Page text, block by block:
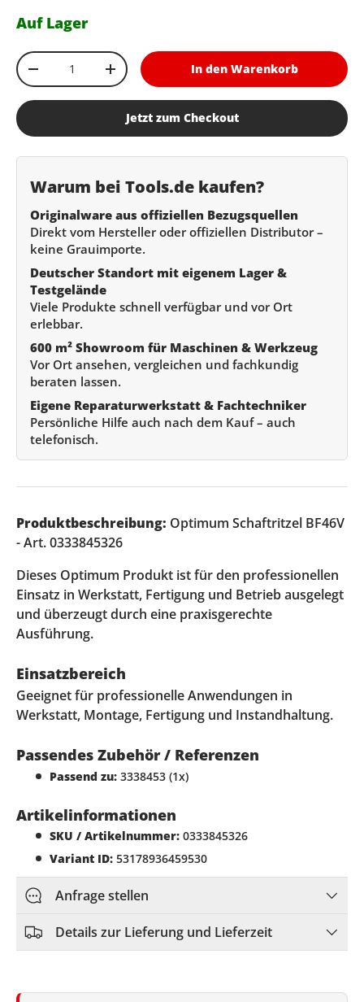
Auf Lager
Anzahl
Menge verringernMenge erhöhenIn den Warenkorb
Jetzt zum Checkout
Warum bei Tools.de kaufen?
Originalware aus offiziellen Bezugsquellen
Direkt vom Hersteller oder offiziellen Distributor –
keine Grauimporte.
Deutscher Standort mit eigenem Lager &
Testgelände
Viele Produkte schnell verfügbar und vor Ort
erlebbar.
600 m² Showroom für Maschinen & Werkzeug
Vor Ort ansehen, vergleichen und fachkundig
beraten lassen.
Eigene Reparaturwerkstatt & Fachtechniker
Persönliche Hilfe auch nach dem Kauf – auch
telefonisch.
Produktbeschreibung: Optimum Schaftritzel BF46V
- Art. 0333845326
Dieses Optimum Produkt ist für den professionellen
Einsatz in Werkstatt, Fertigung und Betrieb ausgelegt
und überzeugt durch eine praxisgerechte
Ausführung.
Einsatzbereich
Geeignet für professionelle Anwendungen in
Werkstatt, Montage, Fertigung und Instandhaltung.
Passendes Zubehör / Referenzen
Passend zu: 3338453 (1x)
Artikelinformationen
SKU / Artikelnummer: 0333845326
Variant ID: 53178936459530
Anfrage stellen
Details zur Lieferung und Lieferzeit